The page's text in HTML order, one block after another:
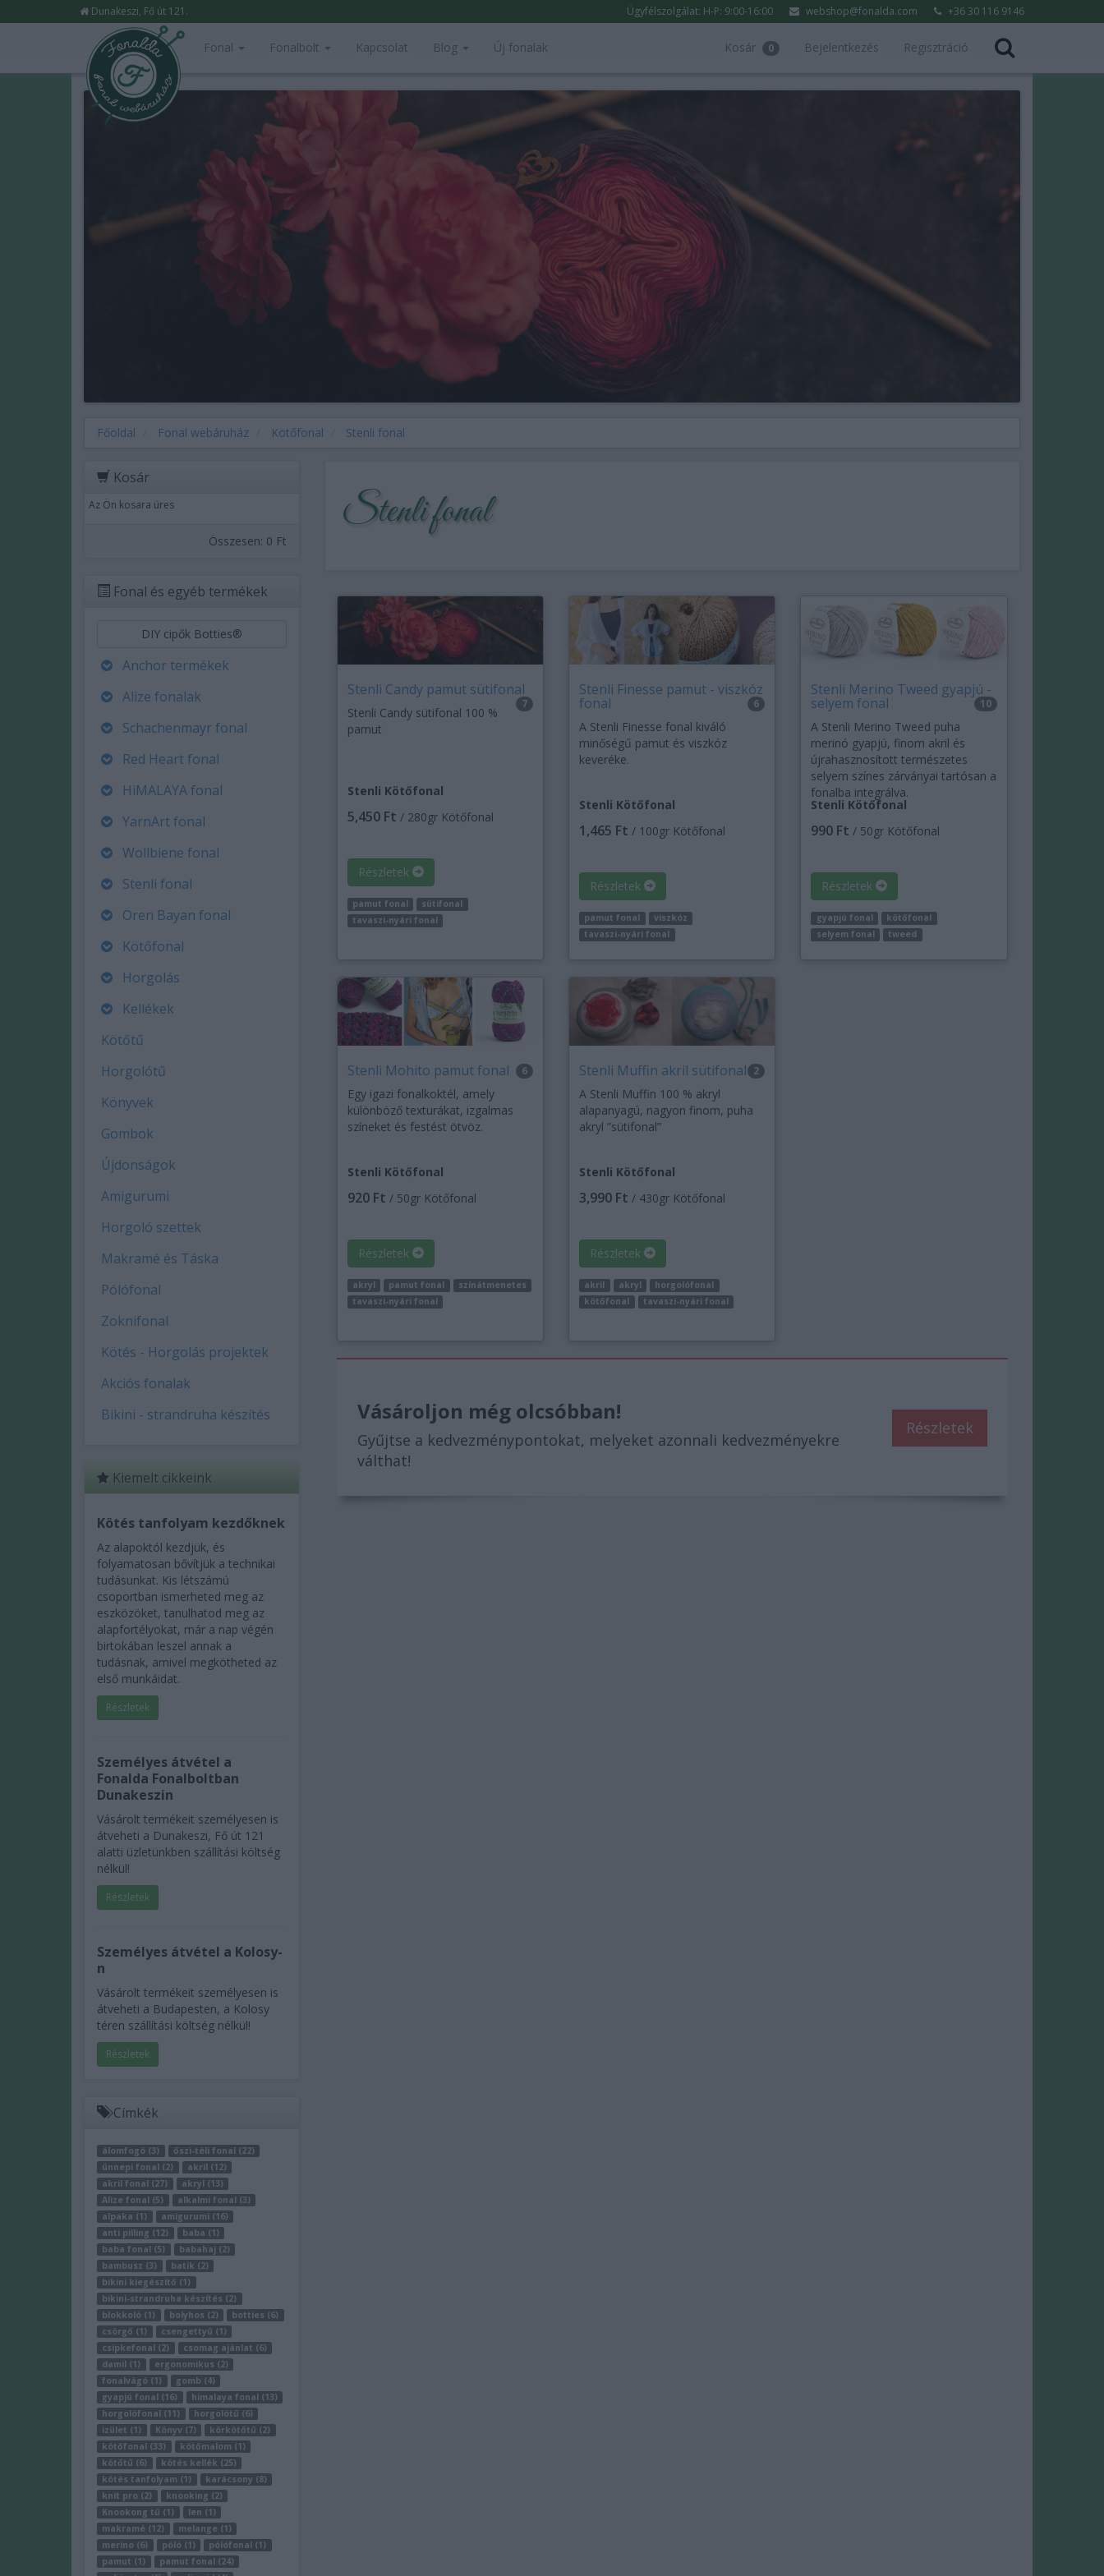
Dunakeszi, Fő út 121. +36 30 116 9146
webshop@fonalda.com
Ügyfélszolgálat: H-P: 9:00-16:00
Fonal Fonalbolt Kapcsolat Blog Új fonalak Kosár 0 Bejelentkezés Regisztráció
Főoldal Fonal webáruház Kötőfonal Stenli fonal
Kosár
Az Ön kosara üres
Összesen: 0 Ft
Fonal és egyéb termékek
DIY cipők Botties®
Anchor termékek
Alize fonalak
Schachenmayr fonal
Red Heart fonal
HiMALAYA fonal
YarnArt fonal
Wollbiene fonal
Stenli fonal
Ören Bayan fonal
Kötőfonal
Horgolás
Kellékek
Kötőtű
Horgolótű
Könyvek
Gombok
Újdonságok
Amigurumi
Horgoló szettek
Makramé és Táska
Pólófonal
Zoknifonal
Kötés - Horgolás projektek
Akciós fonalak
Bikini - strandruha készítés
Kiemelt cikkeink
Kötés tanfolyam kezdőknek
Az alapoktól kezdjük, és
folyamatosan bővítjük a technikai
tudásunkat. Kis létszámú
csoportban ismerheted meg az
eszközöket, tanulhatod meg az
alapfortélyokat, már a nap végén
birtokában leszel annak a
tudásnak, amivel megkötheted az
első munkáidat.
Részletek
Személyes átvétel a
Fonalda Fonalboltban
Dunakeszin
Vásárolt termékeit személyesen is
átveheti a Dunakeszi, Fő út 121
alatti üzletünkben szállítási költség
nélkül!
Részletek
Személyes átvétel a Kolosy-
n
Vásárolt termékeit személyesen is
átveheti a Budapesten, a Kolosy
téren szállítási költség nélkül!
Részletek
Címkék
álomfogó (3)
őszi-téli fonal (22)
ünnepi fonal (2)
akril (12)
akril fonal (27)
akryl (13)
Alize fonal (5)
alkalmi fonal (3)
alpaka (1)
amigurumi (16)
anti pilling (12)
baba (1)
baba fonal (5)
babahaj (2)
bambusz (3)
batik (2)
bikini kiegészítő (1)
bikini-strandruha készítés (2)
blokkoló (1)
bolyhos (2)
botties (6)
csörgő (1)
csengettyű (1)
csipkefonal (2)
csomag ajánlat (6)
damil (1)
ergonomikus (2)
fonalvágó (1)
gomb (4)
gyapjú fonal (16)
himalaya fonal (13)
horgolófonal (11)
horgolótű (6)
izület (1)
Könyv (7)
körkötőtű (2)
kötőfonal (33)
kötőmalom (1)
kötőtű (6)
kötés kellék (25)
kötés tanfolyam (1)
karácsony (8)
knit pro (2)
knooking (2)
Knookong tű (1)
len (1)
makramé (12)
melange (1)
merino (6)
póló (1)
pólófonal (1)
pamut (1)
pamut fonal (24)
Stenli fonal
Stenli Candy pamut sütifonal
7
Stenli Candy sütifonal 100 %
pamut
Stenli Kötőfonal
5,450 Ft / 280gr Kötőfonal
Részletek
pamut fonal
sütifonal
tavaszi-nyári fonal
Stenli Finesse pamut - viszkóz
fonal 6
A Stenli Finesse fonal kiváló
minőségű pamut és viszkóz
keveréke.
Stenli Kötőfonal
1,465 Ft / 100gr Kötőfonal
Részletek
pamut fonal
viszkóz
tavaszi-nyári fonal
Stenli Merino Tweed gyapjú -
selyem fonal 10
A Stenli Merino Tweed puha
merinó gyapjú, finom akril és
újrahasznosított természetes
selyem színes zárványai tartósan a
fonalba integrálva.
Stenli Kötőfonal
990 Ft / 50gr Kötőfonal
Részletek
gyapjú fonal
kötőfonal
selyem fonal
tweed
Stenli Mohito pamut fonal 6
Egy igazi fonalkoktél, amely
különböző texturákat, izgalmas
színeket és festést ötvöz.
Stenli Kötőfonal
920 Ft / 50gr Kötőfonal
Részletek
akryl pamut fonal
színátmenetes
tavaszi-nyári fonal
Stenli Muffin akril sütifonal 2
A Stenli Muffin 100 % akryl
alapanyagú, nagyon finom, puha
akryl ”sütifonal”
Stenli Kötőfonal
3,990 Ft / 430gr Kötőfonal
Részletek
akril akryl
horgolófonal
kötőfonal
tavaszi-nyári fonal
Vásároljon még olcsóbban!
Gyűjtse a kedvezménypontokat, melyeket azonnali kedvezményekre
válthat!
Részletek